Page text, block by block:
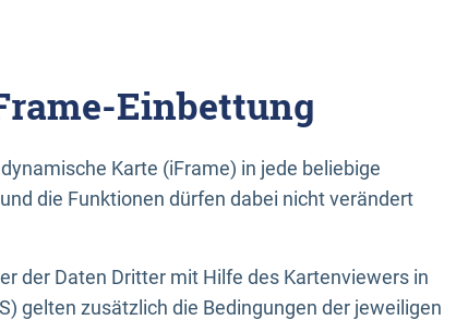
Einbettung
Karte (iFrame) in jede beliebige
die Funktionen dürfen dabei nicht verändert
der Daten Dritter mit Hilfe des Kartenviewers in
gelten zusätzlich die Bedingungen der jeweiligen